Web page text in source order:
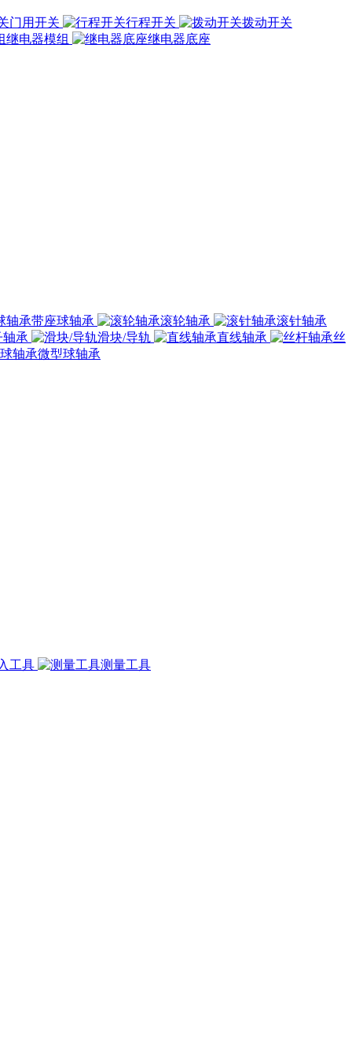
门用开关 行程开关
拨动开关
继电器模组 继电器底座
带座球轴承 滚轮轴承
滚针轴承
轴承 滑块/导轨 直线轴承
丝
微型球轴承
工具 测量工具